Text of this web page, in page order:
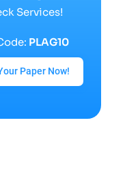
Services!
PLAG10
Paper Now!